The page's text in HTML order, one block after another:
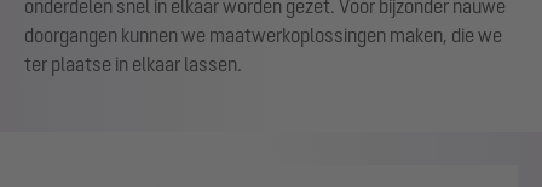
onderdelen snel in elkaar worden gezet. Voor bijzonder nauwe
doorgangen kunnen we maatwerkoplossingen maken, die we
ter plaatse in elkaar lassen.